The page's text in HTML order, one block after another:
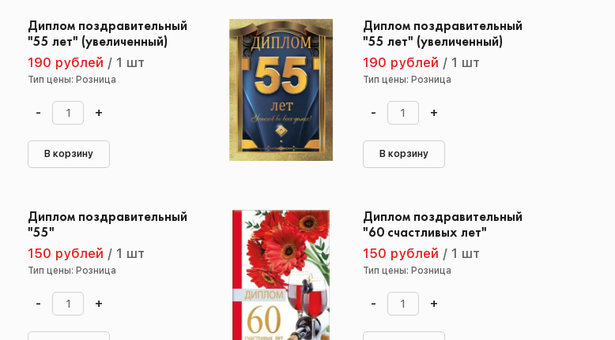
Диплом поздравительный
"55 лет" (увеличенный)
190 рублей / 1 шт
Тип цены: Розница
- +
В корзину
Диплом поздравительный
"55 лет" (увеличенный)
190 рублей / 1 шт
Тип цены: Розница
- +
В корзину
Диплом поздравительный
"55"
150 рублей / 1 шт
Тип цены: Розница
- +
Диплом поздравительный
"60 счастливых лет"
150 рублей / 1 шт
Тип цены: Розница
- +